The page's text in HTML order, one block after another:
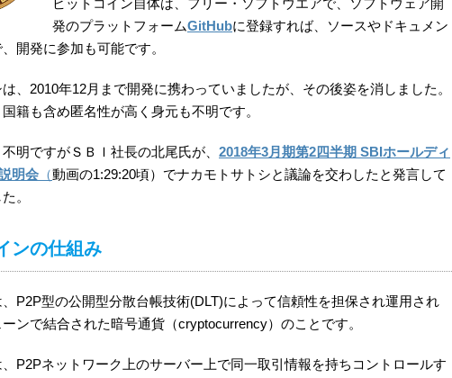
ビットコイン自体は、フリー・ソフトウエアで、ソフトウェア開
発のプラットフォームGitHubに登録すれば、ソースやドキュメン
開発に参加も可能です。
、2010年12月まで開発に携わっていましたが、その後姿を消しました。
籍も含め匿名性が高く身元も不明です。
明ですがＳＢＩ社長の北尾氏が、 2018年3月期第2四半期 SBIホールディ
明会 （動画の1:29:20頃）でナカモトサトシと議論を交わしたと発言して
。
ンの仕組み
P2P型の公開型分散台帳技術(DLT)によって信頼性を担保され運用され
ンで結合された暗号通貨（cryptocurrency）のことです。
P2Pネットワーク上のサーバー上で同一取引情報を持ちコントロールす